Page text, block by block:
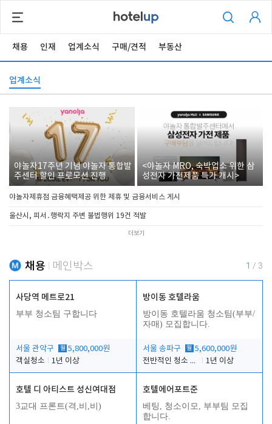
채용 인재 업계소식 구매/견적 부동산
업계소식
야놀자17주년 기념 야놀자 통합발
주센터 할인 프로모션 진행
<야놀자 MRO, 숙박업소 위한 삼
성전자 가전제품 특가 개시>
야놀자제휴점 금융혜택제공 위한 제휴 및 금융서비스 게시
울산시, 피서․행락지 주변 불법행위 19건 적발
더보기
채용 메인박스 1 / 3
사당역 메트로21
부부 청소팀 구합니다
서울 관악구 월 5,800,000원
객실청소
1년 이상
방이동 호텔라움
방이동 호텔라움 청소팀(부부/
자매) 모집합니다.
서울 송파구 월 5,600,000원
전반적인 청소 업무(객실청소.객실정리)
1년 이상
호텔 디 아티스트 성신여대점
3교대 프론트(격,비,비)
호텔에어포트준
베팅, 청소이모, 부부팀 모집
합니다.